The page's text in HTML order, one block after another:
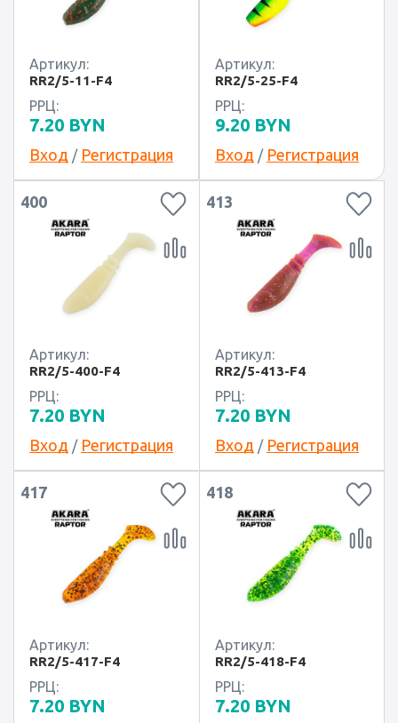
Артикул:
RR2/5-11-F4
РРЦ:
7.20 BYN
Вход / Регистрация
Артикул:
RR2/5-25-F4
РРЦ:
9.20 BYN
Вход / Регистрация
400
Артикул:
RR2/5-400-F4
РРЦ:
7.20 BYN
Вход / Регистрация
413
Артикул:
RR2/5-413-F4
РРЦ:
7.20 BYN
Вход / Регистрация
417
Артикул:
RR2/5-417-F4
РРЦ:
7.20 BYN
418
Артикул:
RR2/5-418-F4
РРЦ:
7.20 BYN